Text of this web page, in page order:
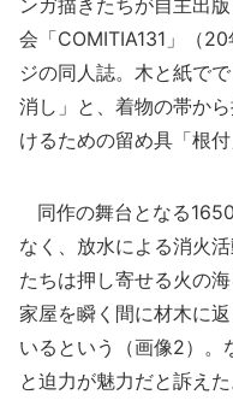
ンガ描きたちが自主出
会「COMITIA131」（
ジの同人誌。木と紙で
消し」と、着物の帯か
けるための留め具「根
同作の舞台となる
なく、放水による消火
たちは押し寄せる火の
家屋を瞬く間に材木に
いるという（画像2）。
と迫力が魅力だと訴えた